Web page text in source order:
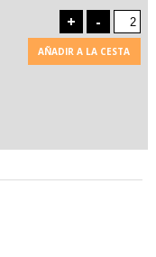
+ -
AÑADIR A LA CESTA